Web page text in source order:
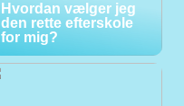
Hvordan vælger jeg
den rette efterskole
for mig?